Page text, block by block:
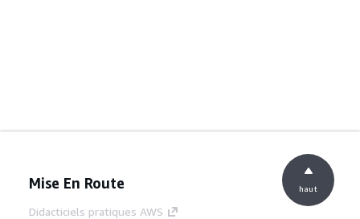
Mise En Route
Didacticiels pratiques AWS
haut